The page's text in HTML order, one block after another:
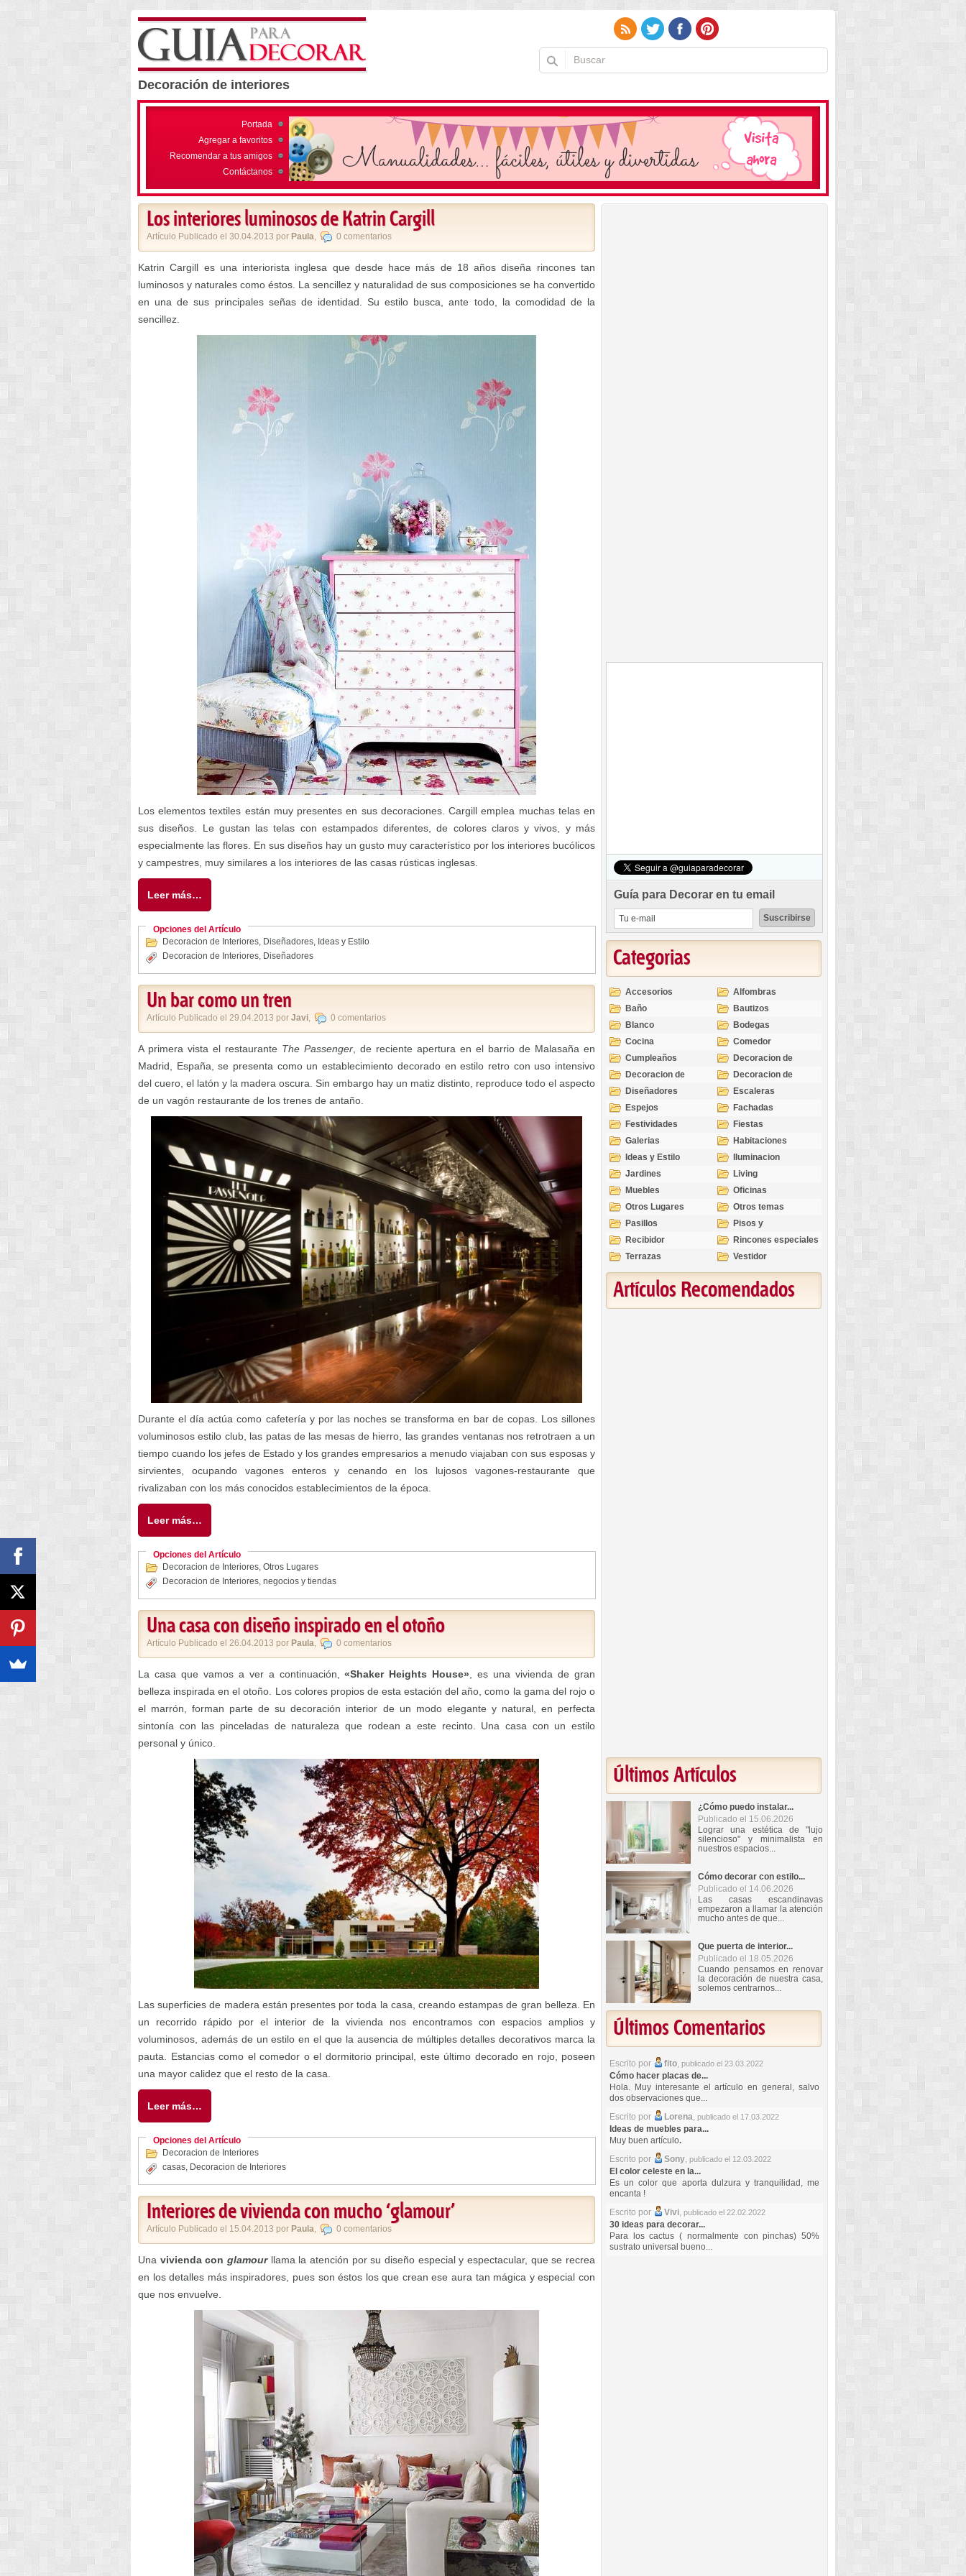
Decoración de interiores
Portada
Agregar a favoritos
Recomendar a tus amigos
Contáctanos
Los interiores luminosos de Katrin Cargill
Artículo Publicado el 30.04.2013 por Paula, 0 comentarios
Katrin Cargill es una interiorista inglesa que desde hace más de 18 años diseña rincones tan
luminosos y naturales como éstos. La sencillez y naturalidad de sus composiciones se ha convertido
en una de sus principales señas de identidad. Su estilo busca, ante todo, la comodidad de la
sencillez.
Los elementos textiles están muy presentes en sus decoraciones. Cargill emplea muchas telas en
sus diseños. Le gustan las telas con estampados diferentes, de colores claros y vivos, y más
especialmente las flores. En sus diseños hay un gusto muy característico por los interiores bucólicos
y campestres, muy similares a los interiores de las casas rústicas inglesas.
Leer más…
Opciones del Artículo
Decoracion de Interiores, Diseñadores, Ideas y Estilo
Decoracion de Interiores, Diseñadores
Un bar como un tren
Artículo Publicado el 29.04.2013 por Javi, 0 comentarios
A primera vista el restaurante The Passenger , de reciente apertura en el barrio de Malasaña en
Madrid, España, se presenta como un establecimiento decorado en estilo retro con uso intensivo
del cuero, el latón y la madera oscura. Sin embargo hay un matiz distinto, reproduce todo el aspecto
de un vagón restaurante de los trenes de antaño.
Durante el día actúa como cafetería y por las noches se transforma en bar de copas. Los sillones
voluminosos estilo club, las patas de las mesas de hierro, las grandes ventanas nos retrotraen a un
tiempo cuando los jefes de Estado y los grandes empresarios a menudo viajaban con sus esposas y
sirvientes, ocupando vagones enteros y cenando en los lujosos vagones-restaurante que
rivalizaban con los más conocidos establecimientos de la época.
Leer más…
Opciones del Artículo
Decoracion de Interiores, Otros Lugares
Decoracion de Interiores, negocios y tiendas
Una casa con diseño inspirado en el otoño
Artículo Publicado el 26.04.2013 por Paula, 0 comentarios
La casa que vamos a ver a continuación, «Shaker Heights House» , es una vivienda de gran
belleza inspirada en el otoño. Los colores propios de esta estación del año, como la gama del rojo o
el marrón, forman parte de su decoración interior de un modo elegante y natural, en perfecta
sintonía con las pinceladas de naturaleza que rodean a este recinto. Una casa con un estilo
personal y único.
Las superficies de madera están presentes por toda la casa, creando estampas de gran belleza. En
un recorrido rápido por el interior de la vivienda nos encontramos con espacios amplios y
voluminosos, además de un estilo en el que la ausencia de múltiples detalles decorativos marca la
pauta. Estancias como el comedor o el dormitorio principal, este último decorado en rojo, poseen
una mayor calidez que el resto de la casa.
Leer más…
Opciones del Artículo
Decoracion de Interiores
casas, Decoracion de Interiores
Interiores de vivienda con mucho ‘glamour’
Artículo Publicado el 15.04.2013 por Paula, 0 comentarios
Una vivienda con glamourllama la atención por su diseño especial y espectacular, que se recrea
en los detalles más inspiradores, pues son éstos los que crean ese aura tan mágica y especial con
que nos envuelve.
Guía para Decorar en tu email
Categorias
Accesorios
Alfombras
Baño
Bautizos
Blanco
Bodegas
Cocina
Comedor
Cumpleaños
Decoracion de
Exteriores
Decoracion de
Interiores
Decoracion de
Ocasiones
Diseñadores
Escaleras
Espejos
Fachadas
Festividades
Fiestas
Galerias
Habitaciones
Ideas y Estilo
Iluminacion
Jardines
Living
Muebles
Oficinas
Otros Lugares
Otros temas
Pasillos
Pisos y
revestimientos
Recibidor
Rincones especiales
Terrazas
Vestidor
Artículos Recomendados
Últimos Artículos
¿Cómo puedo instalar...
Publicado el 15.06.2026
Lograr una estética de "lujo
silencioso" y minimalista en
nuestros espacios...
Cómo decorar con estilo...
Publicado el 14.06.2026
Las casas escandinavas
empezaron a llamar la atención
mucho antes de que...
Que puerta de interior...
Publicado el 18.05.2026
Cuando pensamos en renovar
la decoración de nuestra casa,
solemos centrarnos...
Últimos Comentarios
Escrito por fito, publicado el 23.03.2022
Cómo hacer placas de...
Hola. Muy interesante el artículo en general, salvo
dos observaciones que...
Escrito por
Lorena, publicado el 17.03.2022
Ideas de muebles para...
Muy buen artículo.
Escrito por
Sony, publicado el 12.03.2022
El color celeste en la...
Es un color que aporta dulzura y tranquilidad, me
encanta !
Escrito por
Vivi, publicado el 22.02.2022
30 ideas para decorar...
Para los cactus ( normalmente con pinchas) 50%
sustrato universal bueno...